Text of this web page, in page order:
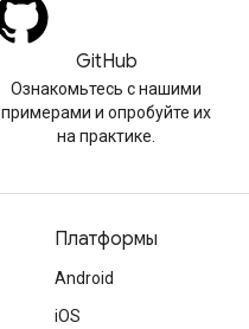
GitHub
Ознакомьтесь с нашими
примерами и опробуйте их
на практике.
Платформы
Android
iOS